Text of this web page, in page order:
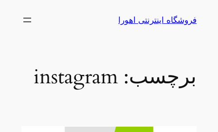
فروشگاه اینترنتی اهورا
برچسب: instagram